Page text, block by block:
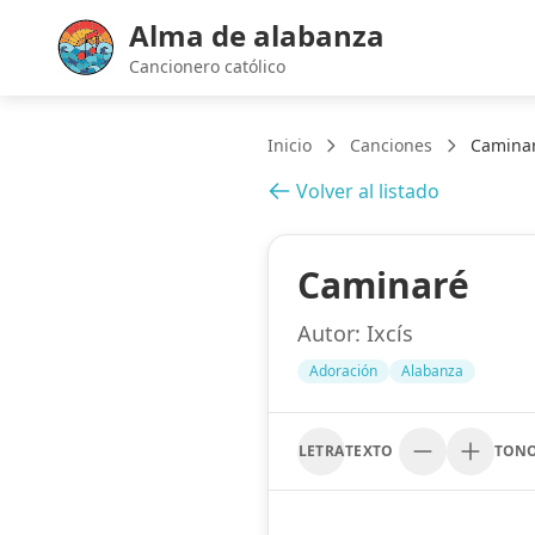
Alma de alabanza
Cancionero católico
Inicio Canciones
Volver al listado
Caminaré
Autor: Ixcís
Adoración Alabanza
LETRATEXTO